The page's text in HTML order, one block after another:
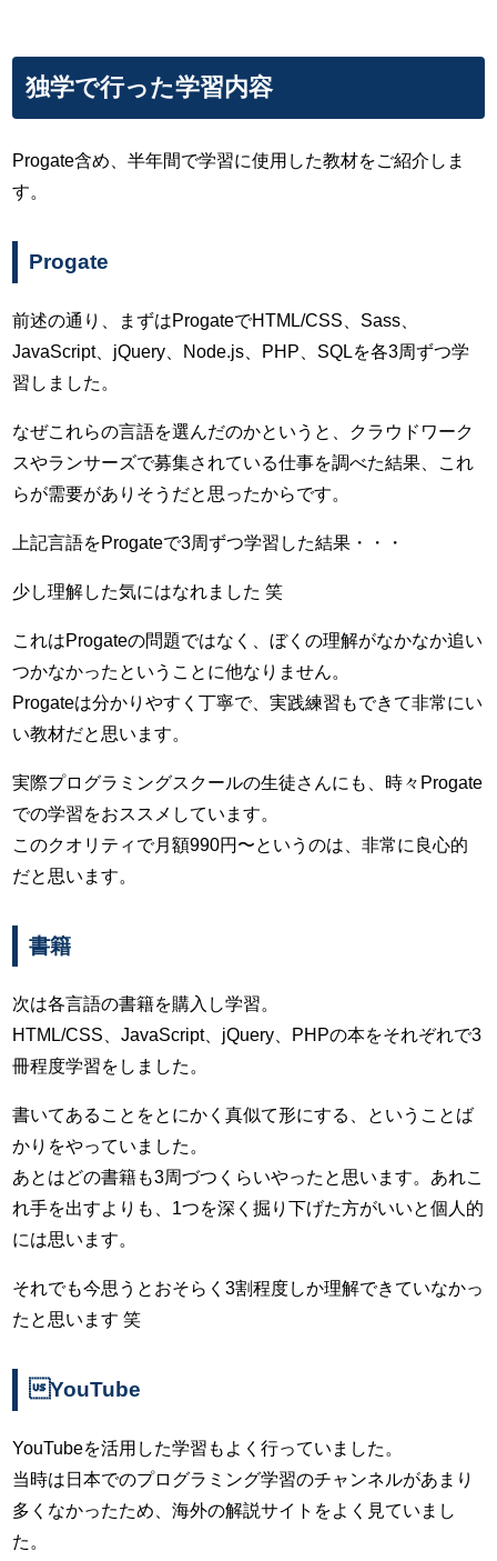
独学で行った学習内容
Progate含め、半年間で学習に使用した教材をご紹介しま
す。
Progate
前述の通り、まずはProgateでHTML/CSS、Sass、
JavaScript、jQuery、Node.js、PHP、SQLを各3周ずつ学
習しました。
なぜこれらの言語を選んだのかというと、クラウドワーク
スやランサーズで募集されている仕事を調べた結果、これ
らが需要がありそうだと思ったからです。
上記言語をProgateで3周ずつ学習した結果・・・
少し理解した気にはなれました 笑
これはProgateの問題ではなく、ぼくの理解がなかなか追い
つかなかったということに他なりません。
Progateは分かりやすく丁寧で、実践練習もできて非常にい
い教材だと思います。
実際プログラミングスクールの生徒さんにも、時々Progate
での学習をおススメしています。
このクオリティで月額990円〜というのは、非常に良心的
だと思います。
書籍
次は各言語の書籍を購入し学習。
HTML/CSS、JavaScript、jQuery、PHPの本をそれぞれで3
冊程度学習をしました。
書いてあることをとにかく真似て形にする、ということば
かりをやっていました。
あとはどの書籍も3周づつくらいやったと思います。あれこ
れ手を出すよりも、1つを深く掘り下げた方がいいと個人的
には思います。
それでも今思うとおそらく3割程度しか理解できていなかっ
たと思います 笑
YouTube
YouTubeを活用した学習もよく行っていました。
当時は日本でのプログラミング学習のチャンネルがあまり
多くなかったため、海外の解説サイトをよく見ていまし
た。